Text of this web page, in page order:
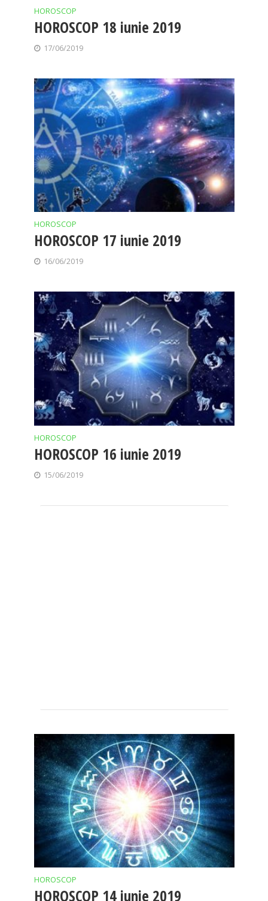
HOROSCOP
HOROSCOP 18 iunie 2019
17/06/2019
HOROSCOP
HOROSCOP 17 iunie 2019
16/06/2019
HOROSCOP
HOROSCOP 16 iunie 2019
15/06/2019
HOROSCOP
HOROSCOP 14 iunie 2019